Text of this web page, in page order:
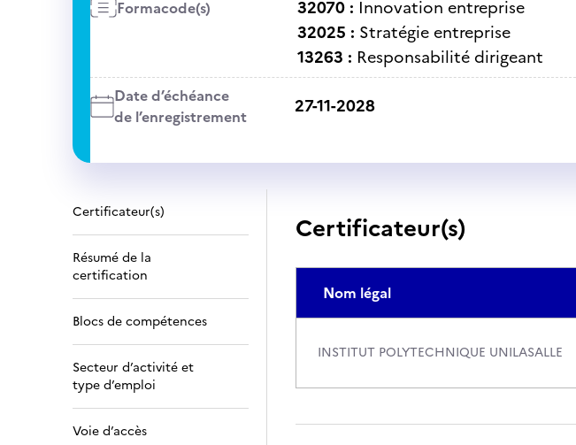
Formacode(s)
32070 : Innovation entreprise
32025 : Stratégie entreprise
13263 : Responsabilité dirigeant
Date d’échéance
de l’enregistrement
27-11-2028
Certificateur(s)
Résumé de la
certification
Blocs de compétences
Secteur d’activité et
type d’emploi
Voie d’accès
Certificateur(s)
Nom légal
INSTITUT POLYTECHNIQUE UNILASALLE